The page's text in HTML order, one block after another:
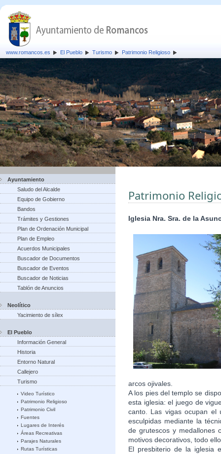
www.romancos.es El Pueblo Turismo Patrimonio Religioso
Ayuntamiento
Saludo del Alcalde
Equipo de Gobierno
Bandos
Trámites y Gestiones
Plan de Ordenación Municipal
Plan de Empleo
Acuerdos Municipales
Buscador de Documentos
Buscador de Eventos
Buscador de Noticias
Tablón de Anuncios
Neolítico
Yacimiento de sílex
El Pueblo
Información General
Historia
Entorno Natural
Callejero
Turismo
Video Turístico
Patrimonio Religioso
Patrimonio Civil
Fuentes
Lugares de Interés
Áreas Recreativas
Parajes Naturales
Rutas Turísticas
Patrimonio
Iglesia Nra. Sra. de la
arcos ojivales.
A los pies del templo se
esta iglesia: el juego de
canto. Las vigas ocupan el
esculpidas mediante la
de grutescos y medallones
motivos decorativos, todo
El presbiterio de la iglesia